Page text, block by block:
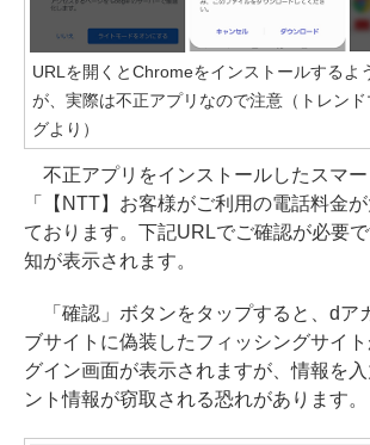
URLを開くとChromeをインストールするよ
が、実際は不正アプリなので注意（トレン
グより）
不正アプリをインストールしたスマー
「【NTT】お客様がご利用の電話料金
ております。下記URLでご確認が必要
知が表示されます。
「確認」ボタンをタップすると、dア
ブサイトに偽装したフィッシングサイ
グイン画面が表示されますが、情報を
ント情報が窃取される恐れがあります。